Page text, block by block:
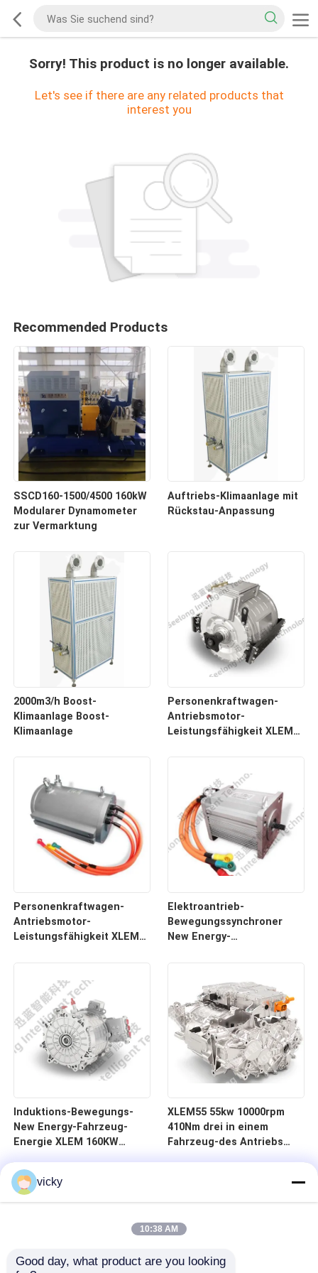
Sorry! This product is no longer available.
Let's see if there are any related products that
interest you
Recommended Products
SSCD160-1500/4500 160kW
Modularer Dynamometer
zur Vermarktung
Auftriebs-Klimaanlage mit
Rückstau-Anpassung
2000m3/h Boost-
Klimaanlage Boost-
Klimaanlage
Personenkraftwagen-
Antriebsmotor-
Leistungsfähigkeit XLEM
Personenkraftwagen-
Antriebsmotor-
Leistungsfähigkeit XLEM
Elektroantrieb-
Bewegungssynchroner
New Energy-
Induktions-Bewegungs-
New Energy-Fahrzeug-
Energie XLEM 160KW
XLEM55 55kw 10000rpm
410Nm drei in einem
Fahrzeug-des Antriebs
&electric Ansteuersystem
vicky
10:38 AM
Good day, what product are you looking